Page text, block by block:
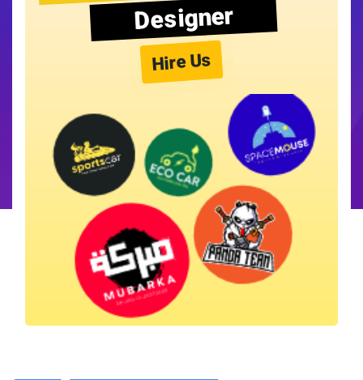
Designer
Hire Us